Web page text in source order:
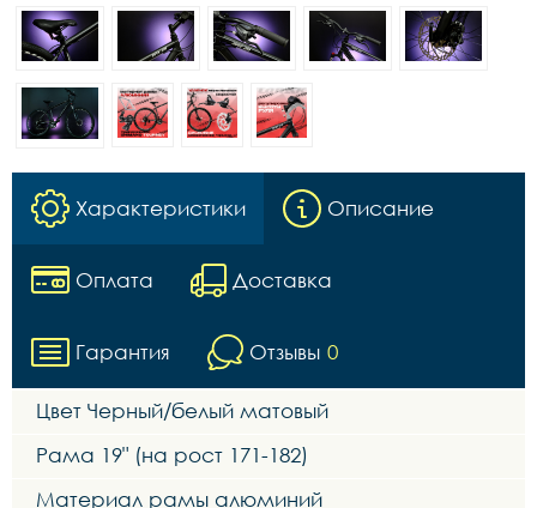
Характеристики Описание
Оплата Доставка
Гарантия Отзывы 0
Цвет Черный/белый матовый
Рама 19" (на рост 171-182)
Материал рамы алюминий